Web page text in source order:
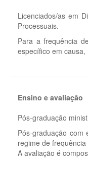
Licenciados/as em
Processuais.
Para a frequência
específico em
Ensino e avaliação
Pós-graduação
Pós-graduação
regime de frequência
A avaliação é